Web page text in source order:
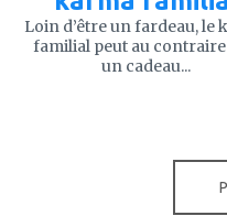
Loin d’être un fardeau, le
familial peut au
un cadeau...